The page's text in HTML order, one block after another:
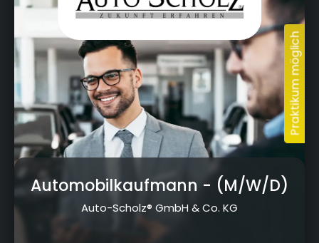
Automobilkaufmann - (M/W/D)
Auto-Scholz® GmbH & Co. KG